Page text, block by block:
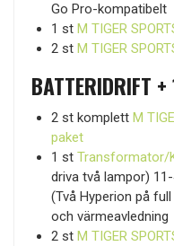
Go Pro-kompatibelt
1 stM TIGER
2 stM TIGER
BATTERIDRIFT
2 st komplettM
paket
1 stTransformator/
driva två lampor)
(Två Hyperion på
och värmeavledning
2 stM TIGER